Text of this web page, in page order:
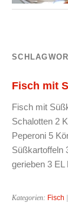
Fisch mit
Fisch mit
Schalotten 2
Peperoni 5
Süßkartoffeln
gerieben 3
Kategorien: Fisch